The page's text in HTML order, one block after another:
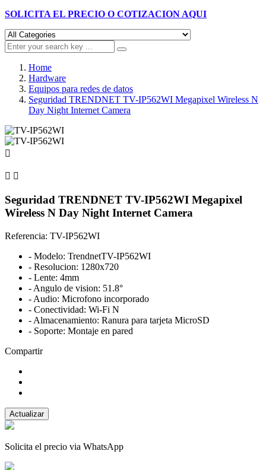
SOLICITA EL PRECIO O COTIZACION AQUI
Home
Hardware
Equipos para redes de datos
Seguridad TRENDNET TV-IP562WI Megapixel Wireless N
Day Night Internet Camera

 
Seguridad TRENDNET TV-IP562WI Megapixel
Wireless N Day Night Internet Camera
Referencia: TV-IP562WI
- Modelo: TrendnetTV-IP562WI
- Resolucion: 1280x720
- Lente: 4mm
- Angulo de vision: 51.8°
- Audio: Microfono incorporado
- Conectividad: Wi-Fi N
- Almacenamiento: Ranura para tarjeta MicroSD
- Soporte: Montaje en pared
Compartir
Solicita el precio via WhatsApp